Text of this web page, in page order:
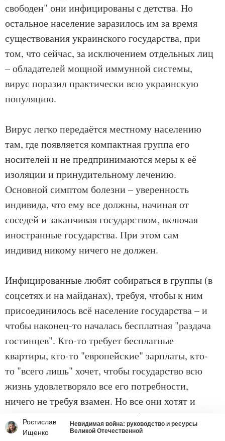
Ростислав
Ищенко
Невидимая война: руководство и ресурсы
Великой Отечественной
свободен" они инфицированы с детства. Но
остальное население заразилось им за время
существования украинского государства, при
том, что сейчас, за исключением отдельных лиц
– обладателей мощной иммунной системы,
вирус поразил практически всю украинскую
популяцию.
Вирус легко передаётся местному населению
там, где появляется компактная группа его
носителей и не предпринимаются меры к её
изоляции и принудительному лечению.
Основной симптом болезни – уверенность
индивида, что ему все должны, начиная от
соседей и заканчивая государством, включая
иностранные государства. При этом сам
индивид никому ничего не должен.
Инфицированные любят собираться в группы (в
соцсетях и на майданах), требуя, чтобы к ним
присоединилось всё население государства – и
чтобы наконец-то началась бесплатная "раздача
гостинцев". Кто-то требует бесплатные
квартиры, кто-то "европейские" зарплаты, кто-
то "всего лишь" хочет, чтобы государство всю
жизнь удовлетворяло все его потребности,
ничего не требуя взамен. Но все они хотят и
считают, что имеют право требовать просто по
праву рождения. Если им один раз подали из